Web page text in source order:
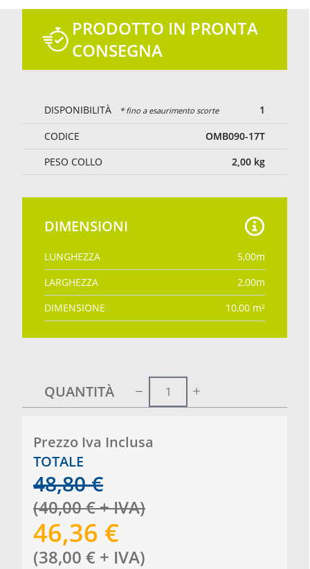
PRODOTTO IN PRONTA
CONSEGNA
DISPONIBILITÀ * fino a esaurimento scorte
1
CODICE
OMB090-17T
PESO COLLO
2,00 kg
DIMENSIONI
LUNGHEZZA 5,00m
LARGHEZZA
2,00m
DIMENSIONE
10,00 m²
QUANTITÀ
Prezzo Iva Inclusa
TOTALE
48,80 €
(40,00€+ IVA)
46,36 €
(38,00 € + IVA)